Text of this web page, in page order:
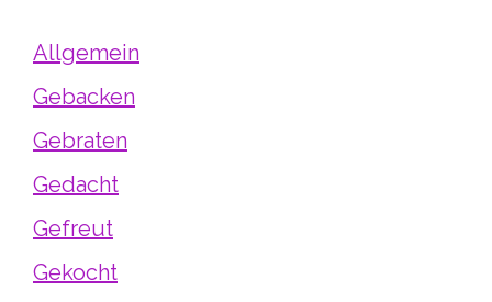
Allgemein
Gebacken
Gebraten
Gedacht
Gefreut
Gekocht